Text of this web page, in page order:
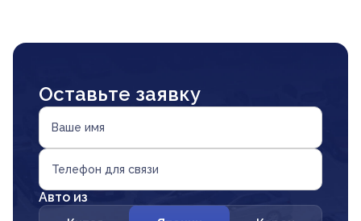
Оставьте заявку
Ваше имя
Телефон для связи
Авто из